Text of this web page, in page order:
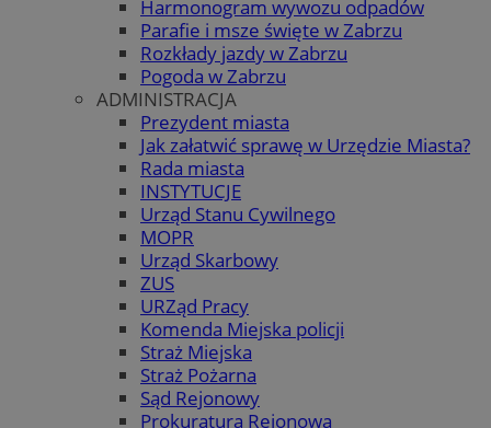
Harmonogram wywozu odpadów
Parafie i msze święte w Zabrzu
Rozkłady jazdy w Zabrzu
Pogoda w Zabrzu
ADMINISTRACJA
Prezydent miasta
Jak załatwić sprawę w Urzędzie Miasta?
Rada miasta
INSTYTUCJE
Urząd Stanu Cywilnego
MOPR
Urząd Skarbowy
ZUS
URZąd Pracy
Komenda Miejska policji
Straż Miejska
Straż Pożarna
Sąd Rejonowy
Prokuratura Rejonowa